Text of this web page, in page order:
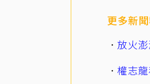
更多新
放火
權志